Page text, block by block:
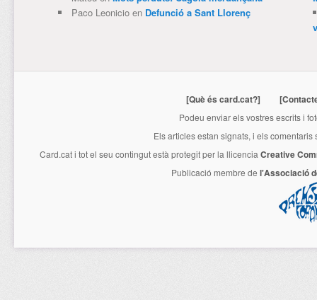
Paco Leonicioen Defunció a Sant Llorenç
[Què és card.cat?]
Podeu enviar els vostres escrits i
Els articles estan signats, i els
Card.cati tot el seu contingut està protegit per la llicencia Creative
Publicació membre de l'Associació